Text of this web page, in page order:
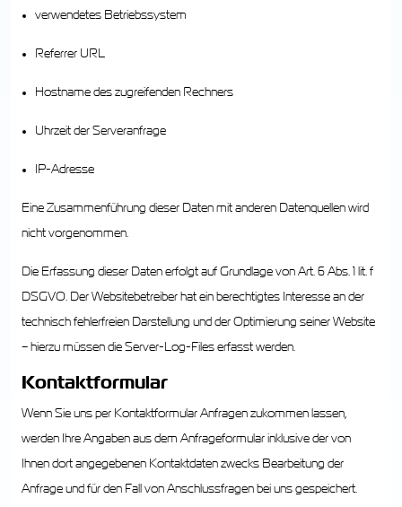
verwendetes Betriebssystem
Referrer URL
Hostname des zugreifenden Rechners
Uhrzeit der Serveranfrage
IP-Adresse
Eine Zusammenführung dieser Daten mit anderen Datenquellen wird
nicht vorgenommen.
Die Erfassung dieser Daten erfolgt auf Grundlage von Art. 6 Abs. 1 lit. f
DSGVO. Der Websitebetreiber hat ein berechtigtes Interesse an der
technisch fehlerfreien Darstellung und der Optimierung seiner Website
– hierzu müssen die Server-Log-Files erfasst werden.
Kontaktformular
Wenn Sie uns per Kontaktformular Anfragen zukommen lassen,
werden Ihre Angaben aus dem Anfrageformular inklusive der von
Ihnen dort angegebenen Kontaktdaten zwecks Bearbeitung der
Anfrage und für den Fall von Anschlussfragen bei uns gespeichert.